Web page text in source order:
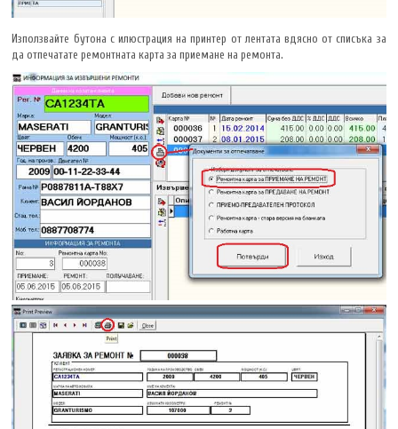
Използвайте бутона с илюстрация на принтер от лентата вдясно от списъка за
да отпечатате ремонтната карта за приемане на ремонта.